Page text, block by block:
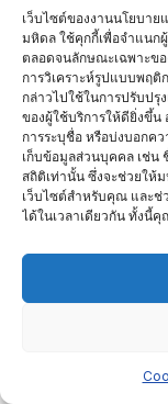
เว็บไซต์ของงานนโยบา
มหิดล ใช้คุกกี้เพื่อจำแนก
ตลอดจนลักษณะเฉพาะข
การวิเคราะห์รูปแบบพฤติ
กล่าวไปใช้ในการปรับปรุ
ของผู้ใช้บริการให้ดียิ่งขึ้น
การระบุชื่อ หรือบ่งบอกค
เก็บข้อมูลส่วนบุคคล เช่น
สถิติเท่านั้น ซึ่งจะช่วยให้
เว็บไซต์สำหรับคุณ และช่
ได้ในเวลาเดียวกัน ทั้งนี้
นย.04-1 ความต้อง
วิทยาศาสตร์
นย.04-2 ความต้อง
คณะวิทยาศาสตร์ มห
นโยบายและแผน
การจัดการความ
นโยบายและยุท